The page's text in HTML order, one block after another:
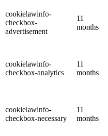
cookielawinfo-
checkbox-
advertisement
11
months
cookielawinfo-
checkbox-analytics
11
months
cookielawinfo-
checkbox-necessary
11
months